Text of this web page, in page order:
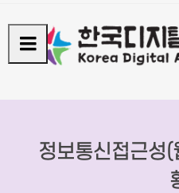
정보통신접근성